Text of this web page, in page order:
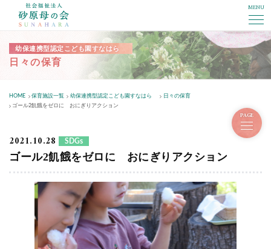
MENU
幼保連携型認定こども園すなはら
日々の保育
HOME 保育施設一覧 幼保連携型認定こども園すなはら
日々の保育
ゴール2飢餓をゼロに おにぎりアクション
PAGE
2021.10.28 SDGs
ゴール2飢餓をゼロに おにぎりアクション